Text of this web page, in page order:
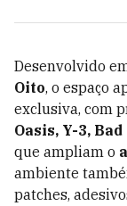
Desenvolvido
Oito, o espaço
exclusiva, com
Oasis, Y-3,
que ampliam o
ambiente
patches,